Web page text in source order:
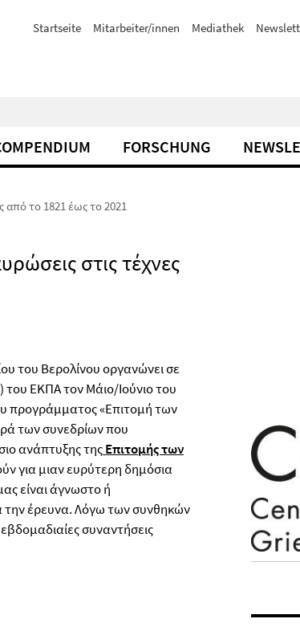
Startseite Mitarbeiter/innen Mediathek
FORSCHUNG
από το 1821 έως το 2021
στις τέχνες
του Βερολίνου οργανώνει σε
του ΕΚΠΑ τον Μάιο/Ιούνιο του
προγράμματος «Επιτομή των
των συνεδρίων που
ανάπτυξης τηςΕπιτομής των
για μιαν ευρύτερη δημόσια
είναι άγνωστο ή
την έρευνα. Λόγω των συνθηκών
συναντήσεις